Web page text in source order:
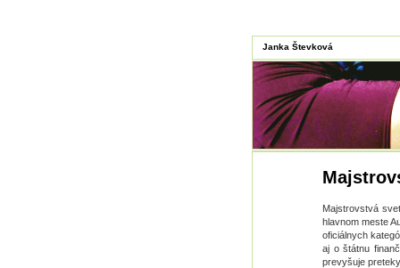
Janka Števková
Majstrovstvá
hlavnom meste
oficiálnych
aj o štátnu
prevyšuje